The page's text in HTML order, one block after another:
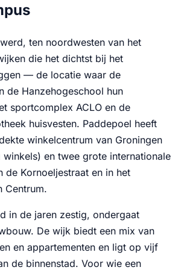
ten noordwesten van het
die het dichtst bij het
— de locatie waar de
de Hanzehogeschool hun
sportcomplex ACLO en de
huisvesten. Paddepoel heeft
winkelcentrum van Groningen
en twee grote internationale
de Kornoeljestraat en in het
Centrum.
in de jaren zestig, ondergaat
De wijk biedt een mix van
en appartementen en ligt op vijf
de binnenstad. Voor wie een